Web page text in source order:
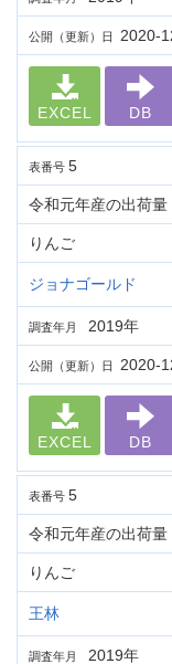
公開（更新）日 2020-
EXCEL DB
表番号 5
令和元年産の出荷量
りんご
ジョナゴールド
調査年月 2019年
公開（更新）日 2020-
EXCEL DB
表番号 5
令和元年産の出荷量
りんご
王林
調査年月 2019年